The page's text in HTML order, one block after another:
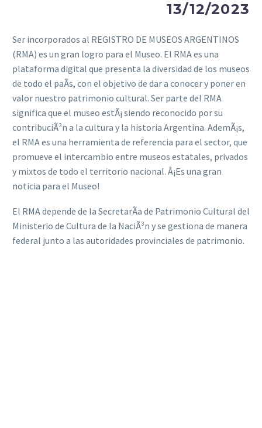
13/12/2023
Ser incorporados al REGISTRO DE MUSEOS ARGENTINOS
(RMA) es un gran logro para el Museo. El RMA es una
plataforma digital que presenta la diversidad de los museos
de todo el paÃ­s, con el objetivo de dar a conocer y poner en
valor nuestro patrimonio cultural. Ser parte del RMA
significa que el museo estÃ¡ siendo reconocido por su
contribuciÃ³n a la cultura y la historia Argentina. AdemÃ¡s,
el RMA es una herramienta de referencia para el sector, que
promueve el intercambio entre museos estatales, privados
y mixtos de todo el territorio nacional. Â¡Es una gran
noticia para el Museo!
El RMA depende de la SecretarÃ­a de Patrimonio Cultural del
Ministerio de Cultura de la NaciÃ³n y se gestiona de manera
federal junto a las autoridades provinciales de patrimonio.